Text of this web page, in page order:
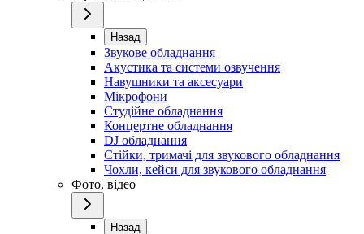
Назад
Звукове обладнання
Акустика та системи озвучення
Навушники та аксесуари
Мікрофони
Студійне обладнання
Концертне обладнання
DJ обладнання
Стійки, тримачі для звукового обладнання
Чохли, кейси для звукового обладнання
Фото, відео
Назад